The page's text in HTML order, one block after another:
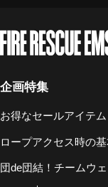
企画特集
お得なセールアイテム
ロープアクセス時の
団de団結！チームウ